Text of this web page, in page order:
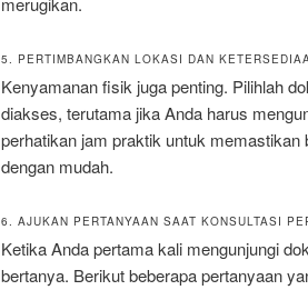
5. PERTIMBANGKAN LOKASI DAN
Kenyamanan fisik juga penting. Pilihlah
diakses, terutama jika Anda harus
perhatikan jam praktik untuk
dengan mudah.
6. AJUKAN PERTANYAAN SAAT KONSULTASI
Ketika Anda pertama kali mengunjungi
bertanya. Berikut beberapa pertanyaan